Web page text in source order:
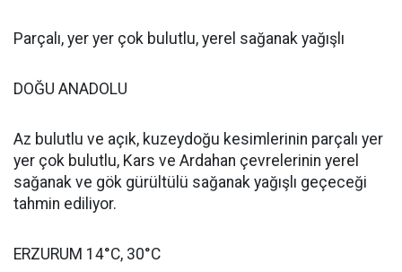
Parçalı, yer yer çok bulutlu, yerel sağanak yağışlı
DOĞU ANADOLU
Az bulutlu ve açık, kuzeydoğu kesimlerinin parçalı yer
yer çok bulutlu, Kars ve Ardahan çevrelerinin yerel
sağanak ve gök gürültülü sağanak yağışlı geçeceği
tahmin ediliyor.
ERZURUM 14°C, 30°C